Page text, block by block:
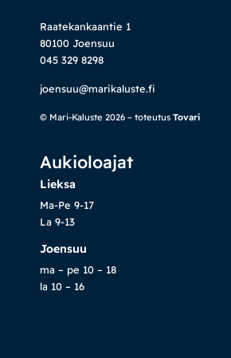
Raatekankaantie 1
80100 Joensuu
045 329 8298
joensuu@marikaluste.fi
© Mari-Kaluste 2026 – toteutus Tovari
Aukioloajat
Lieksa
Ma-Pe 9-17
La 9-13
Joensuu
ma – pe 10 – 18
la 10 – 16